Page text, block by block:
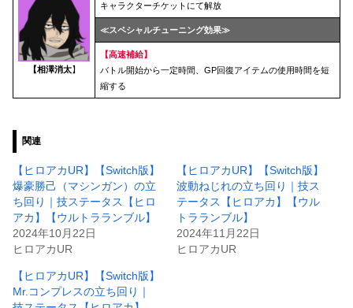
【相澤消太】
キャラクターチケットにて解放
≪スペシャルチューニング効果≫
【高速補給】
バトル開始から一定時間、GP回復アイテムの使用時間を短
縮する
関連
【ヒロアカUR】【Switch版】
爆豪勝己（マシンガン）の立
ち回り｜技ステータス【ヒロ
アカ】【ウルトラランブル】
2024年10月22日
ヒロアカUR
【ヒロアカUR】【Switch版】
波動ねじれの立ち回り｜技ス
テータス【ヒロアカ】【ウル
トラランブル】
2024年11月22日
ヒロアカUR
【ヒロアカUR】【Switch版】
Mr.コンプレスの立ち回り｜